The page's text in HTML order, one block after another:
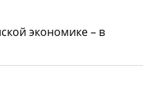
экономике – в